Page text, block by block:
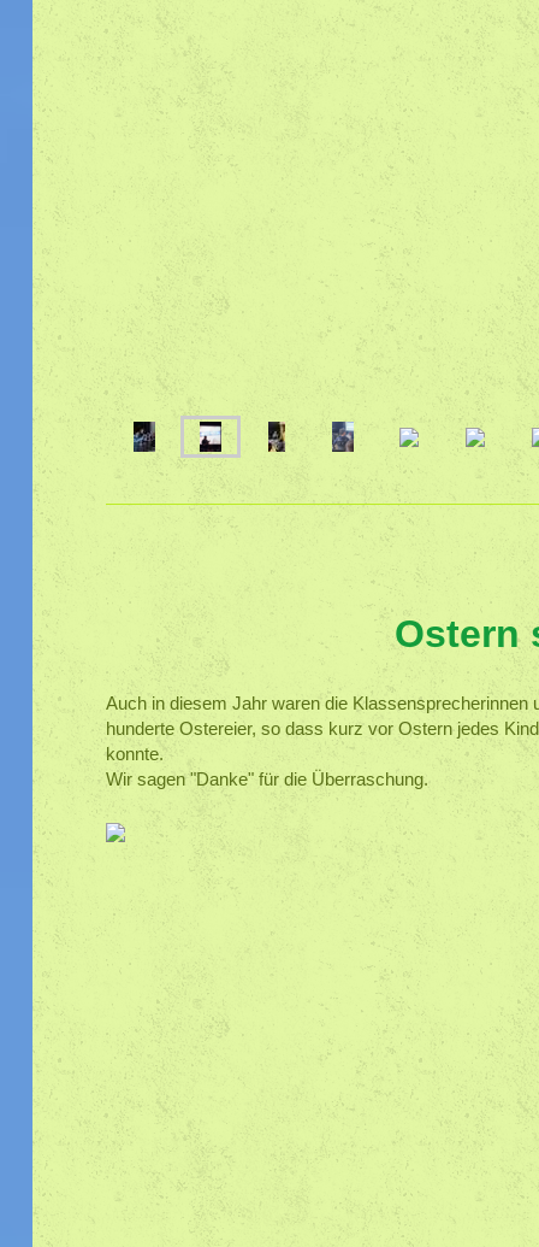
Ostern
Auch in diesem Jahr waren die
hunderte Ostereier, so dass kurz vor Ostern jedes
konnte.
Wir sagen "Danke" für die Überraschung.